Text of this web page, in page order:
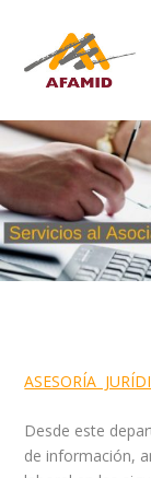
ASESORÍA
Desde este
de información,